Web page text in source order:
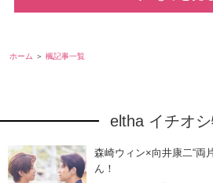
ホーム 楓記事一覧
eltha イチオ
森崎ウィン×向井康二“両
ん！